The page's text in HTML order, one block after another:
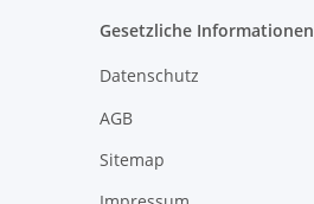
Gesetzliche Informationen
Datenschutz
AGB
Sitemap